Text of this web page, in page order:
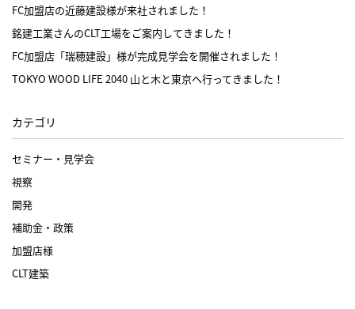
FC加盟店の近藤建設様が来社されました！
銘建工業さんのCLT工場をご案内してきました！
FC加盟店「瑞穂建設」様が完成見学会を開催されました！
TOKYO WOOD LIFE 2040 山と木と東京へ行ってきました！
カテゴリ
セミナー・見学会
視察
開発
補助金・政策
加盟店様
CLT建築